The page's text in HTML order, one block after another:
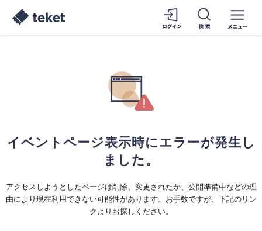
イベントページ表示時にエラーが発生し
ました。
アクセスしようとしたページは削除、変更されたか、公開準備中などの理
由により現在利用できない可能性があります。お手数ですが、下記のリン
クよりお探しください。